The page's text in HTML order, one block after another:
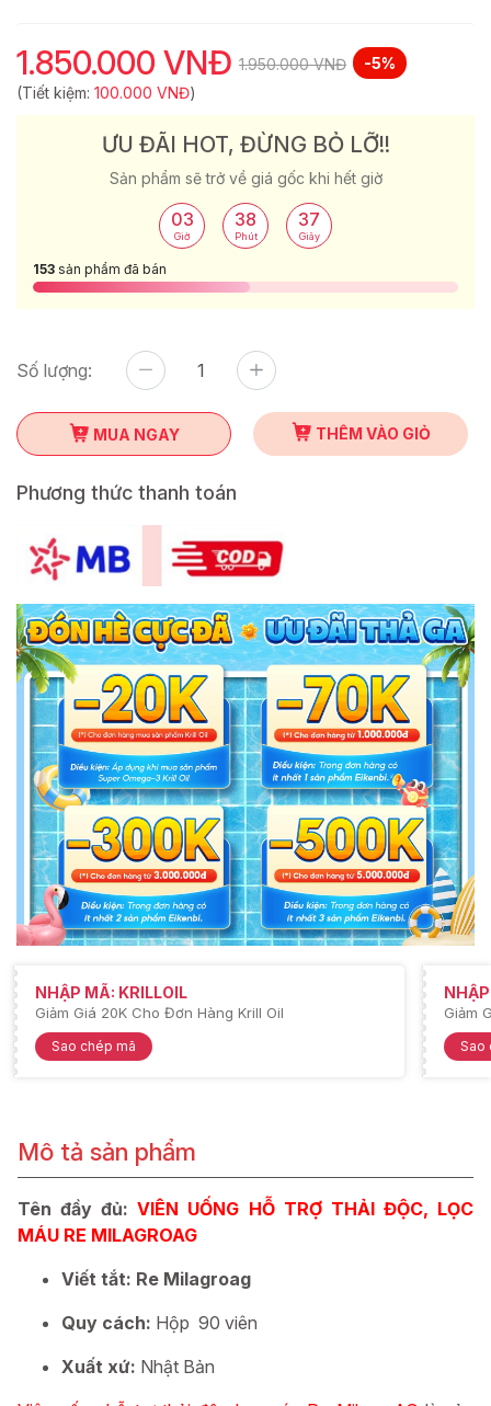
1.850.000 VNĐ 1.950.000 VNĐ
-5%
(Tiết kiệm: 100.000 VNĐ)
ƯU ĐÃI HOT, ĐỪNG BỎ LỠ!!
Sản phẩm sẽ trở về giá gốc khi hết giờ
03
Giờ
38
Phút
36
Giây
153 sản phẩm đã bán
Số lượng:
MUA NGAY THÊM VÀO GIỎ
Phương thức thanh toán
NHẬP MÃ: KRILLOIL
Giảm Giá 20K Cho Đơn Hàng Krill Oil
Sao chép mã
Giảm
Sao
Mô tả sản phẩm
Tên đầy đủ: VIÊN UỐNG HỖ TRỢ THẢI ĐỘC, LỌC
MÁU RE MILAGROAG
Viết tắt: Re Milagroag
Quy cách: Hộp 90 viên
Xuất xứ: Nhật Bản